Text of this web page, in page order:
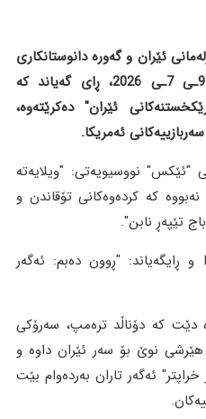
ئێران و گەورە دانوستانکاری
ئەو وڵاتە، ئەمڕۆ پێنجشەممە، 9ـی 7ـی 2026، ڕای گەیاند کە
ئێران" دەکرێتەوە،
ئەمریکا.
"ئێکس" نووسیویەتی: "ویلایەتە
کە کردەوەکانی تۆقاندن و
تێپەڕ نابن".
ڕایگەیاند: "ڕوون دەبم: ئەگەر
دێت کە دۆناڵد ترەمپ، سەرۆکی
هێرشی نوێ بۆ سەر ئێران داوە و
ئەگەر تاران بەردەوام بێت